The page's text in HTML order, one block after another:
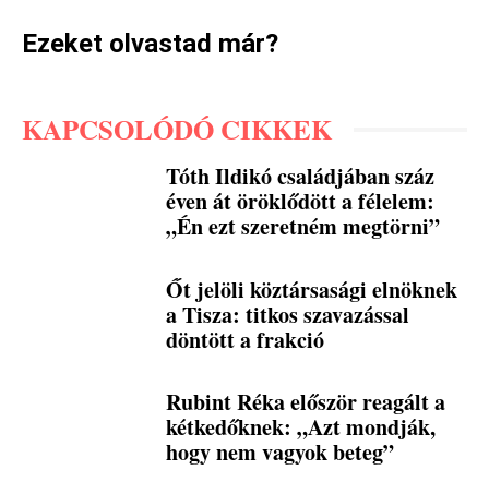
Ezeket olvastad már?
KAPCSOLÓDÓ CIKKEK
Tóth Ildikó családjában száz
éven át öröklődött a félelem:
„Én ezt szeretném megtörni”
Őt jelöli köztársasági elnöknek
a Tisza: titkos szavazással
döntött a frakció
Rubint Réka először reagált a
kétkedőknek: „Azt mondják,
hogy nem vagyok beteg”